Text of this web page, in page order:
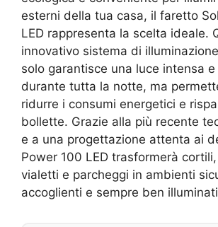
esterni della tua casa, il faretto
LED rappresenta la scelta ideale.
innovativo sistema di
solo garantisce una luce intensa
durante tutta la notte, ma
ridurre i consumi energetici e
bollette. Grazie alla più recente
e a una progettazione attenta ai
Power 100 LED trasformerà
vialetti e parcheggi in ambienti
accoglienti e sempre ben